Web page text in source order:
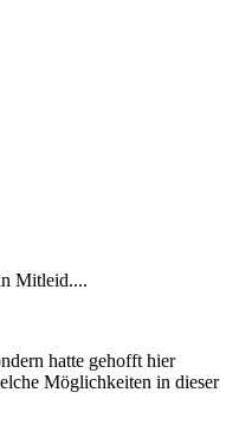
Mitleid....
hatte gehofft hier
Möglichkeiten in dieser